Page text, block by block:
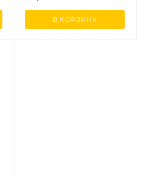
В КОРЗИНУ